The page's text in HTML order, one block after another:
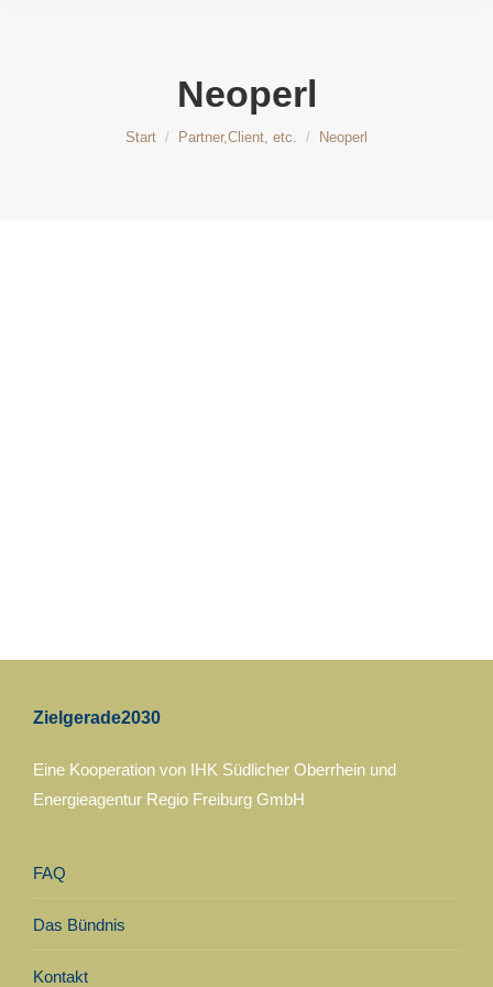
Neoperl
Sie befinden sich hier:
Start Partner,Client, etc. Neoperl
Zielgerade2030
Eine Kooperation von IHK Südlicher Oberrhein und
Energieagentur Regio Freiburg GmbH
FAQ
Das Bündnis
Kontakt